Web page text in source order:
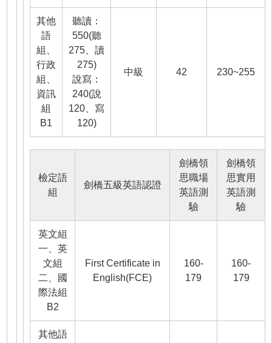
其他
語
組、
行政
組、
資訊
組
B1
聽讀：
550(聽
275、讀
275)
說寫：
240(說
120、寫
120)
中級 42 230~255
檢定語
組
劍橋五級英語認證
劍橋領
思職場
英語測
驗
劍橋領
思實用
英語測
驗
英文組
一、英
文組
二、國
際法組
B2
First Certificate in
English(FCE)
160-
179
160-
179
其他語